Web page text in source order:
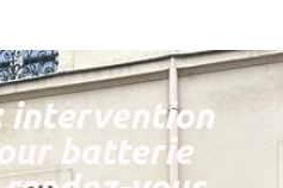
intervention
batterie